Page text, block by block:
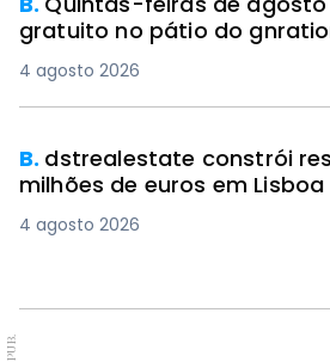
gratuito no pátio do
4 agosto 2026
B. dstrealestate constrói
milhões de euros em Lisboa
4 agosto 2026
PUB.